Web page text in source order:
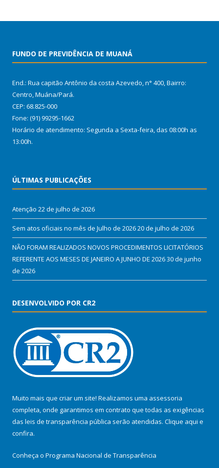
FUNDO DE PREVIDÊNCIA DE MUANÁ
End.: Rua capitão Antônio da costa Azevedo, n° 400, Bairro:
Centro, Muána/Pará.
CEP: 68.825-000
Fone: (91) 99295-1662
Horário de atendimento: Segunda a Sexta-feira, das 08:00h as
13:00h.
ÚLTIMAS PUBLICAÇÕES
Atenção 22 de julho de 2026
Sem atos oficiais no mês de Julho de 202620 de julho de 2026
NÃO FORAM REALIZADOS NOVOS PROCEDIMENTOS LICITATÓRIOS
REFERENTE AOS MESES DE JANEIRO A JUNHO DE 202630 de junho
de 2026
DESENVOLVIDO POR CR2
Muito mais que criar um site! Realizamos uma assessoria
completa, onde garantimos em contrato que todas as exigências
das leis de transparência pública serão atendidas. Clique aqui e
confira.
Conheça o Programa Nacional de Transparência